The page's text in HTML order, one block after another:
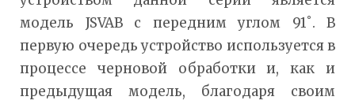
модель JSVAB с передним углом 91˚. В
первую очередь устройство используется в
процессе черновой обработки и, как и
предыдущая модель, благодаря своим